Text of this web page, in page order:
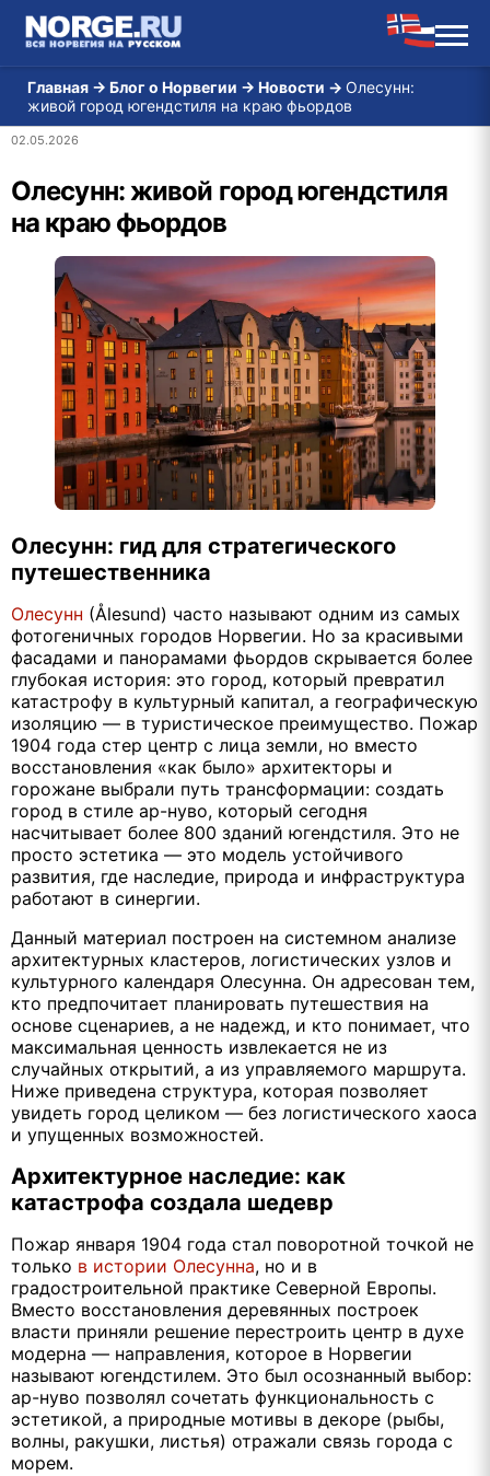
Главная → Блог о Норвегии → Новости → Олесунн:
живой город югендстиля на краю фьордов
02.05.2026
Олесунн: живой город югендстиля
на краю фьордов
Олесунн: гид для стратегического
путешественника
Олесунн (Ålesund) часто называют одним из самых
фотогеничных городов Норвегии. Но за красивыми
фасадами и панорамами фьордов скрывается более
глубокая история: это город, который превратил
катастрофу в культурный капитал, а географическую
изоляцию — в туристическое преимущество. Пожар
1904 года стер центр с лица земли, но вместо
восстановления «как было» архитекторы и
горожане выбрали путь трансформации: создать
город в стиле ар-нуво, который сегодня
насчитывает более 800 зданий югендстиля. Это не
просто эстетика — это модель устойчивого
развития, где наследие, природа и инфраструктура
работают в синергии.
Данный материал построен на системном анализе
архитектурных кластеров, логистических узлов и
культурного календаря Олесунна. Он адресован тем,
кто предпочитает планировать путешествия на
основе сценариев, а не надежд, и кто понимает, что
максимальная ценность извлекается не из
случайных открытий, а из управляемого маршрута.
Ниже приведена структура, которая позволяет
увидеть город целиком — без логистического хаоса
и упущенных возможностей.
Архитектурное наследие: как
катастрофа создала шедевр
Пожар января 1904 года стал поворотной точкой не
только в истории Олесунна, но и в
градостроительной практике Северной Европы.
Вместо восстановления деревянных построек
власти приняли решение перестроить центр в духе
модерна — направления, которое в Норвегии
называют югендстилем. Это был осознанный выбор:
ар-нуво позволял сочетать функциональность с
эстетикой, а природные мотивы в декоре (рыбы,
волны, ракушки, листья) отражали связь города с
морем.